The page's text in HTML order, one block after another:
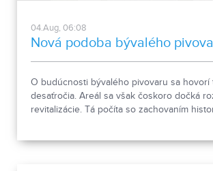
04.Aug, 06:08
Nová podoba bývalého
O budúcnosti bývalého pivovaru sa hovorí
desaťročia. Areál sa však čoskoro dočká
revitalizácie. Tá počíta so zachovaním